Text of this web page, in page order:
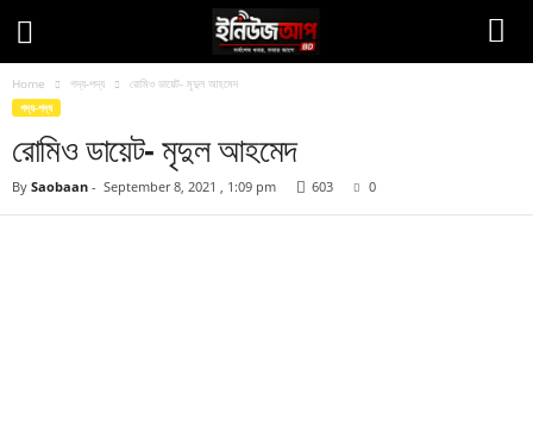
Home গদ্য-পদ্য রোমিও ডায়েট- মৃদুল আহমেদ
গদ্য-পদ্য
রোমিও ডায়েট- মৃদুল আহমেদ
By Saobaan - September 8, 2021 , 1:09 pm 603 0